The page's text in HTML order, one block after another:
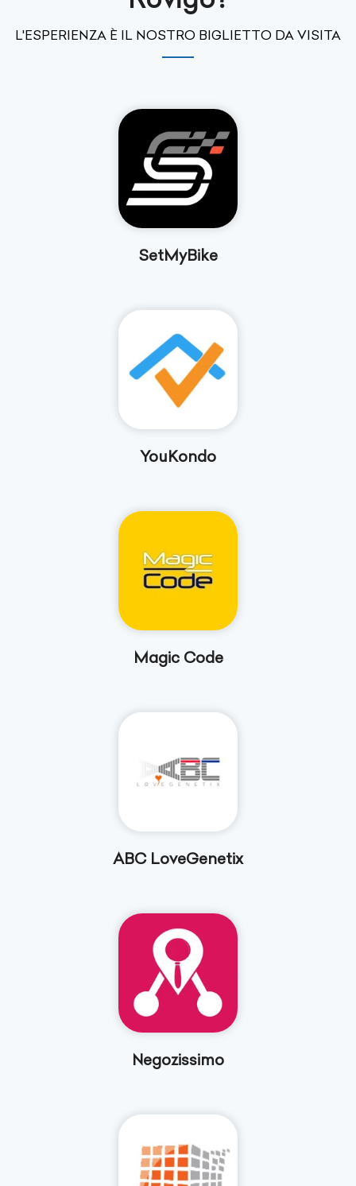
L'ESPERIENZA È IL NOSTRO BIGLIETTO DA VISITA
SetMyBike
YouKondo
Magic Code
ABC LoveGenetix
Negozissimo